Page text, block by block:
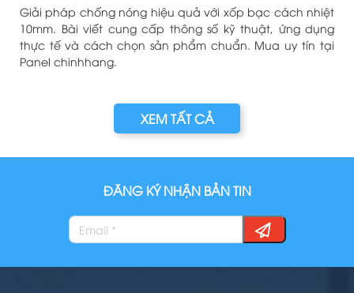
Giải pháp chống nóng hiệu quả với xốp bạc cách nhiệt
10mm. Bài viết cung cấp thông số kỹ thuật, ứng dụng
thực tế và cách chọn sản phẩm chuẩn. Mua uy tín tại
Panel chinhhang.
XEM TẤT CẢ
ĐĂNG KÝ NHẬN BẢN TIN